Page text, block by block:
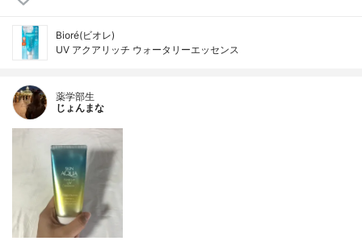
Bioré(ビオレ)
UV アクアリッチ ウォータリーエッセンス
薬学部生
じょんまな